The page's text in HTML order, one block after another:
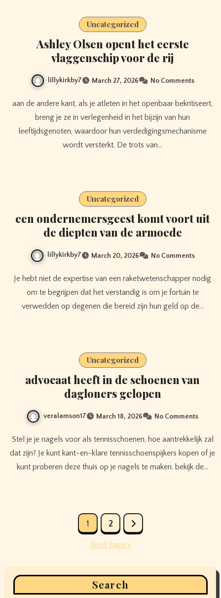
Uncategorized
Ashley Olsen opent het eerste
vlaggenschip voor de rij
lillykirkby7 March 27, 2026 No Comments
aan de andere kant, als je atleten in het openbaar bekritiseert,
breng je ze in verlegenheid in het bijzijn van hun
leeftijdsgenoten, waardoor hun verdedigingsmechanisme
wordt versterkt. De trots van…
Uncategorized
een ondernemersgeest komt voort uit
de diepten van de armoede
lillykirkby7 March 20, 2026 No Comments
Je hebt niet de expertise van een raketwetenschapper nodig
om te begrijpen dat het verstandig is om je fortuin te
verwedden op degenen die bereid zijn hun geld op de…
Uncategorized
advocaat heeft in de schoenen van
dagloners gelopen
veralamson17 March 18, 2026 No Comments
Stel je je nagels voor als tennisschoenen, hoe aantrekkelijk zal
dat zijn? Je kunt kant-en-klare tennisschoenspijkers kopen of je
kunt proberen deze thuis op je nagels te maken. bekijk de…
1 2
Next Page »
Search